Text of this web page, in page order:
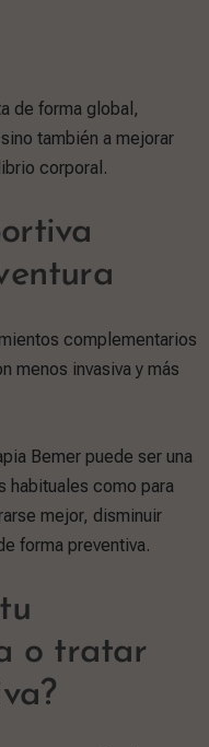
de forma global,
también a mejorar
corporal.
complementarios
menos invasiva y más
Bemer puede ser una
habituales como para
mejor, disminuir
forma preventiva.
o tratar